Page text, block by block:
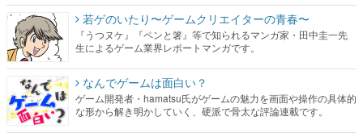
若ゲのいたり〜ゲームクリエイターの青春〜
『うつヌケ』『ペンと箸』等で知られるマンガ家・田中圭一先
生によるゲーム業界レポートマンガです。
なんでゲームは面白い？
ゲーム開発者・hamatsu氏がゲームの魅力を画面や操作の具体的
な形から解き明かしていく、硬派で骨太な評論連載です。